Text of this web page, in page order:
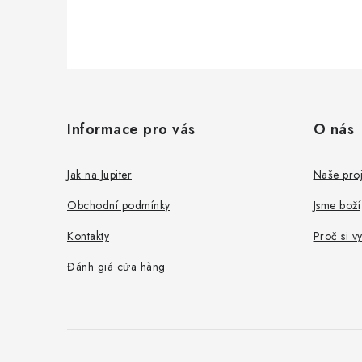
Informace pro vás
Jak na Jupiter
Obchodní podmínky
Kontakty
Đánh giá cửa hàng
O nás
Naše
Jsme boží
Proč si